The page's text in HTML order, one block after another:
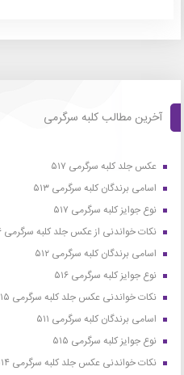
آخرین مطالب کلبه سرگرمی
عکس جلد کلبه سرگرمی ۵۱۷
اسامی برندگان کلبه سرگرمی ۵۱۳
نوع جوایز کلبه سرگرمی ۵۱۷
نکات خواندنی از عکس جلد کلبه سرگرمی ۵۱۶
اسامی برندگان کلبه سرگرمی ۵۱۲
نوع جوایز کلبه سرگرمی ۵۱۶
نکات خواندنی عکس جلد کلبه سرگرمی ۵۱۵
اسامی برندگان کلبه سرگرمی ۵۱۱
نوع جوایز کلبه سرگرمی ۵۱۵
نکات خواندنی عکس جلد کلبه سرگرمی ۵۱۴